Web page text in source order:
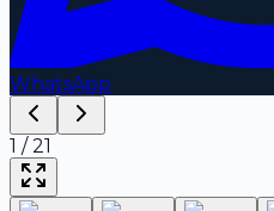
WhatsApp
1 /21